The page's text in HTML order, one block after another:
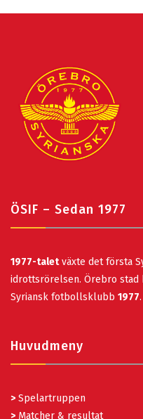
ÖSIF – Sedan 1977
1977-taletväxte det första
idrottsrörelsen. Örebro stad
Syriansk fotbollsklubb 1977.
Huvudmeny
> Spelartruppen
> Matcher & resultat